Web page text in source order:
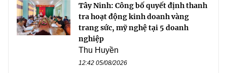
Tây Ninh: Công bố quyết định thanh
tra hoạt động kinh doanh vàng
trang sức, mỹ nghệ tại 5 doanh
nghiệp
Thu Huyền
12:42 05/08/2026